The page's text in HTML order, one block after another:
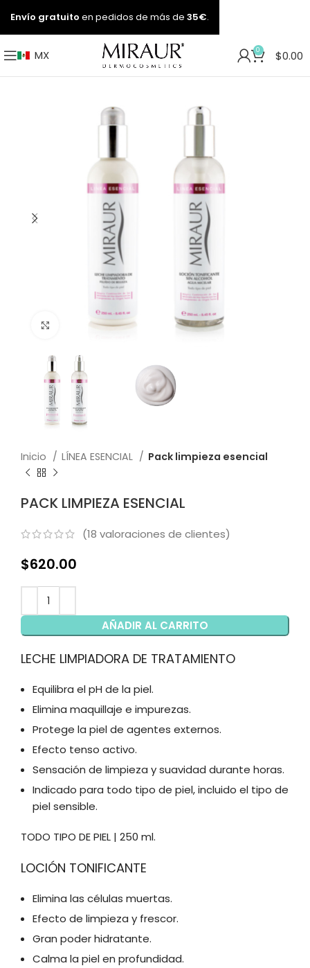
MX 0 $0.00
Click to enlarge
Inicio LÍNEA ESENCIAL Pack limpieza esencial
PACK LIMPIEZA ESENCIAL
(18 valoraciones de clientes)
$620.00
AÑADIR AL CARRITO
LECHE LIMPIADORA DE TRATAMIENTO
Equilibra el pH de la piel.
Elimina maquillaje e impurezas.
Protege la piel de agentes externos.
Efecto tenso activo.
Sensación de limpieza y suavidad durante horas.
Indicado para todo tipo de piel, incluido el tipo de
piel sensible.
TODO TIPO DE PIEL | 250 ml.
LOCIÓN TONIFICANTE
Elimina las células muertas.
Efecto de limpieza y frescor.
Gran poder hidratante.
Calma la piel en profundidad.
Envío gratuito en pedidos de más de 35€.